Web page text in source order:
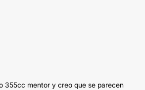
355cc mentor y creo que se parecen